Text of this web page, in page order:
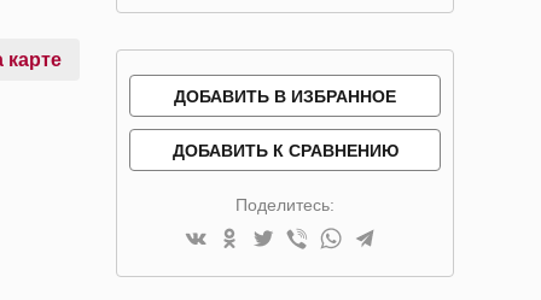
карте
ДОБАВИТЬ В ИЗБРАННОЕ
ДОБАВИТЬ К СРАВНЕНИЮ
Поделитесь: